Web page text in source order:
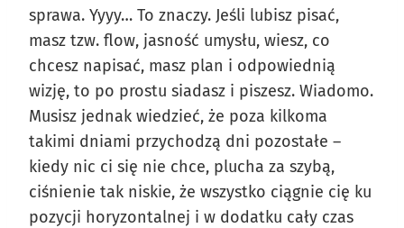
sprawa. Yyyy… To znaczy. Jeśli lubisz pisać,
masz tzw. flow, jasność umysłu, wiesz, co
chcesz napisać, masz plan i odpowiednią
wizję, to po prostu siadasz i piszesz. Wiadomo.
Musisz jednak wiedzieć, że poza kilkoma
takimi dniami przychodzą dni pozostałe –
kiedy nic ci się nie chce, plucha za szybą,
ciśnienie tak niskie, że wszystko ciągnie cię ku
pozycji horyzontalnej i w dodatku cały czas